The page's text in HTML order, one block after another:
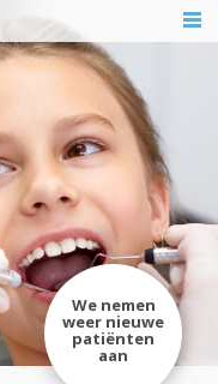
We nemen
weer nieuwe
patiënten
aan